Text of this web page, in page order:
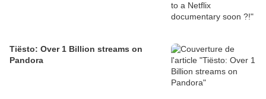
Tiësto: Over 1 Billion streams on
Pandora